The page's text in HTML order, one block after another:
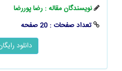
نویسندگان مقاله : رضا پوررضا
تعداد صفحات : 20 صفحه